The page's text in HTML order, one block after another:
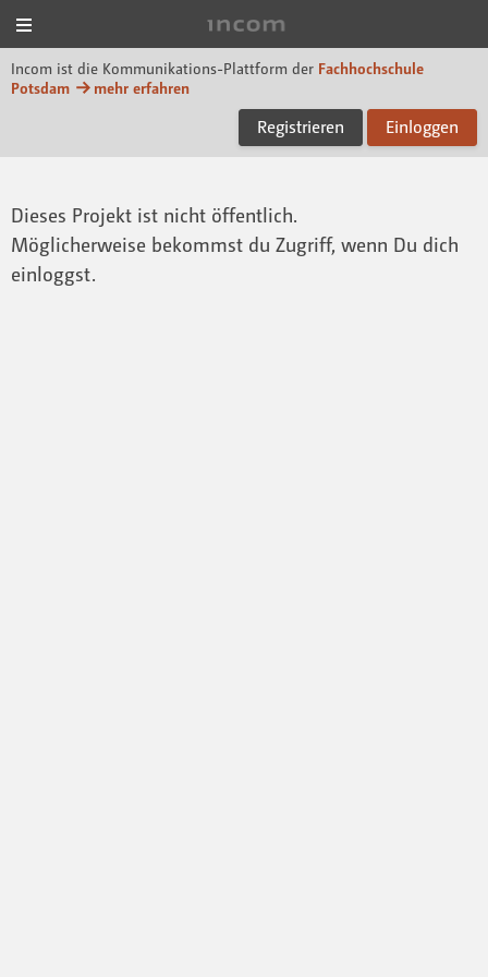
Incom ist die Kommunikations-Plattform der Fachhochschule
Potsdam
mehr erfahren
Registrieren Einloggen
Dieses Projekt ist nicht öffentlich.
Möglicherweise bekommst du Zugriff, wenn Du dich
einloggst.